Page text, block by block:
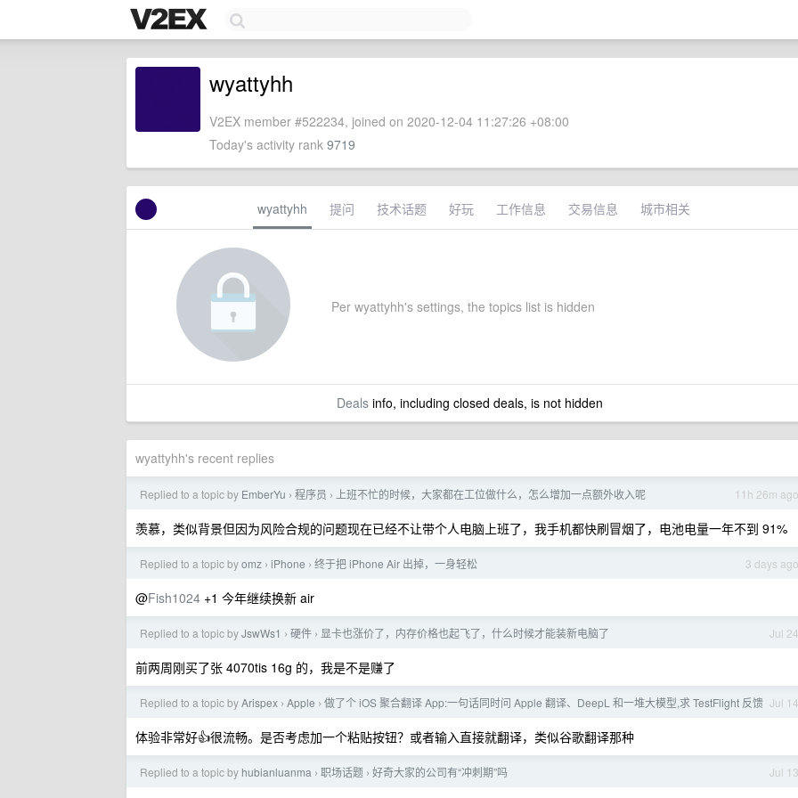
wyattyhh
V2EX member #522234, joined on 2020-12-04 11:27:26 +08:00
Today's activity rank 9719
wyattyhh 提问 技术话题 好玩 工作信息 交易信息 城市相关
Per wyattyhh's settings, the topics list is hidden
Dealsinfo, including closed deals, is not hidden
wyattyhh's recent replies
11h 26m ago
Replied to a topic by EmberYu › 程序员 › 上班不忙的时候，大家都在工位做什么，怎么增加一点额外收入呢
羡慕，类似背景但因为风险合规的问题现在已经不让带个人电脑上班了，我手机都快刷冒烟了，电池电量一年不到 91%
3 days ago
Replied to a topic byomz › iPhone › 终于把 iPhone Air 出掉，一身轻松
@Fish1024 +1 今年继续换新 air
Jul 24
Replied to a topic byJswWs1 › 硬件 › 显卡也涨价了，内存价格也起飞了，什么时候才能装新电脑了
前两周刚买了张 4070tis 16g 的，我是不是赚了
Jul 14
Replied to a topic byArispex › Apple › 做了个 iOS 聚合翻译 App:一句话同时问 Apple 翻译、DeepL 和一堆大模型,求 TestFlight 反馈
体验非常好👍很流畅。是否考虑加一个粘贴按钮？或者输入直接就翻译，类似谷歌翻译那种
Jul 13
Replied to a topic by hubianluanma › 职场话题 › 好奇大家的公司有“冲刺期”吗